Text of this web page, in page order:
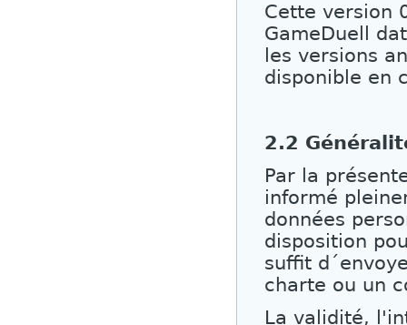
Cette version
GameDuell
les versions
disponible en
2.2
Par la
informé
données
disposition
suffit
charte ou un
La validité,